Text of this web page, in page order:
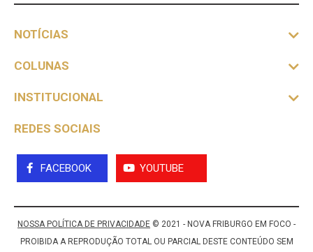
NOTÍCIAS
COLUNAS
INSTITUCIONAL
REDES SOCIAIS
FACEBOOK YOUTUBE
NOSSA POLÍTICA DE PRIVACIDADE © 2021 - NOVA FRIBURGO EM FOCO -
PROIBIDA A REPRODUÇÃO TOTAL OU PARCIAL DESTE CONTEÚDO SEM